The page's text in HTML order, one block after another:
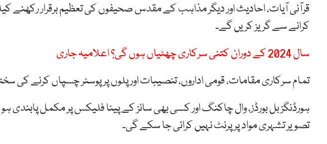
قرآنی آیات، احادیث اور دیگر مذاہب کے مقدس صحیفوں کی تعظیم برقرار رکھنے
کرانے سے گریز کریں گے۔
سال 2024 کے دوران کتنی سرکاری چھٹیاں ہوں گی؟ اعلامیہ جاری
تمام سرکاری مقامات، قومی اداروں، تنصیبات اور پلوں پر پوسٹر چسپاں کرنے کی
ہورڈنگز بل بورڈز، وال چاکنگ اور کسی بھی سائز کے پینا فلیکس پر مکمل پابندی
تصویر تشہری مواد پر پرنٹ نہیں کرائی جا سکے گی۔